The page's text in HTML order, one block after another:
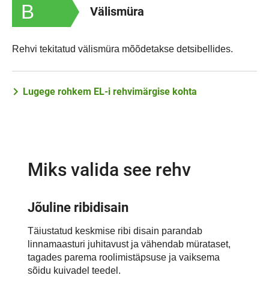
B Välismüra
Rehvi tekitatud välismüra mõõdetakse detsibellides.
Lugege rohkem EL-i rehvimärgise kohta
Miks valida see rehv
Jõuline ribidisain
Täiustatud keskmise ribi disain parandab
linnamaasturi juhitavust ja vähendab mürataset,
tagades parema roolimistäpsuse ja vaiksema
sõidu kuivadel teedel.